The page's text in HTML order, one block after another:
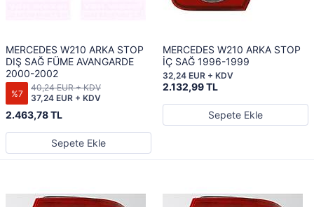
MERCEDES W210 ARKA STOP
DIŞ SAĞ FÜME AVANGARDE
2000-2002
%7
2.463,78 TL
37,24 EUR + KDV
40,24 EUR + KDV
Sepete Ekle
MERCEDES W210 ARKA STOP
İÇ SAĞ 1996-1999
2.132,99 TL
32,24 EUR + KDV
Sepete Ekle